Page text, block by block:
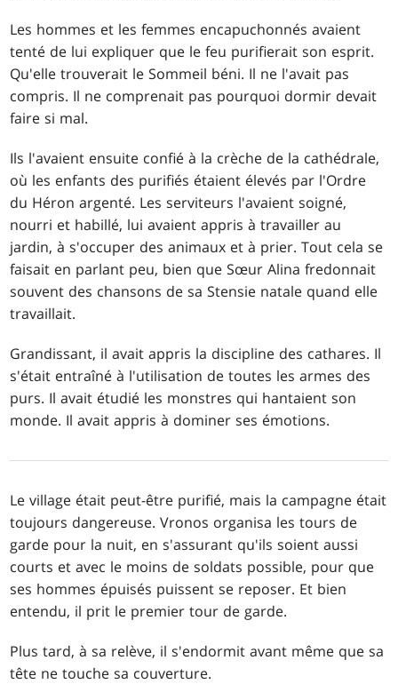
Les hommes et les femmes encapuchonnés avaient
tenté de lui expliquer que le feu purifierait son esprit.
Qu'elle trouverait le Sommeil béni. Il ne l'avait pas
compris. Il ne comprenait pas pourquoi dormir devait
faire si mal.
Ils l'avaient ensuite confié à la crèche de la cathédrale,
où les enfants des purifiés étaient élevés par l'Ordre
du Héron argenté. Les serviteurs l'avaient soigné,
nourri et habillé, lui avaient appris à travailler au
jardin, à s'occuper des animaux et à prier. Tout cela se
faisait en parlant peu, bien que Sœur Alina fredonnait
souvent des chansons de sa Stensie natale quand elle
travaillait.
Grandissant, il avait appris la discipline des cathares. Il
s'était entraîné à l'utilisation de toutes les armes des
purs. Il avait étudié les monstres qui hantaient son
monde. Il avait appris à dominer ses émotions.
Le village était peut-être purifié, mais la campagne était
toujours dangereuse. Vronos organisa les tours de
garde pour la nuit, en s'assurant qu'ils soient aussi
courts et avec le moins de soldats possible, pour que
ses hommes épuisés puissent se reposer. Et bien
entendu, il prit le premier tour de garde.
Plus tard, à sa relève, il s'endormit avant même que sa
tête ne touche sa couverture.